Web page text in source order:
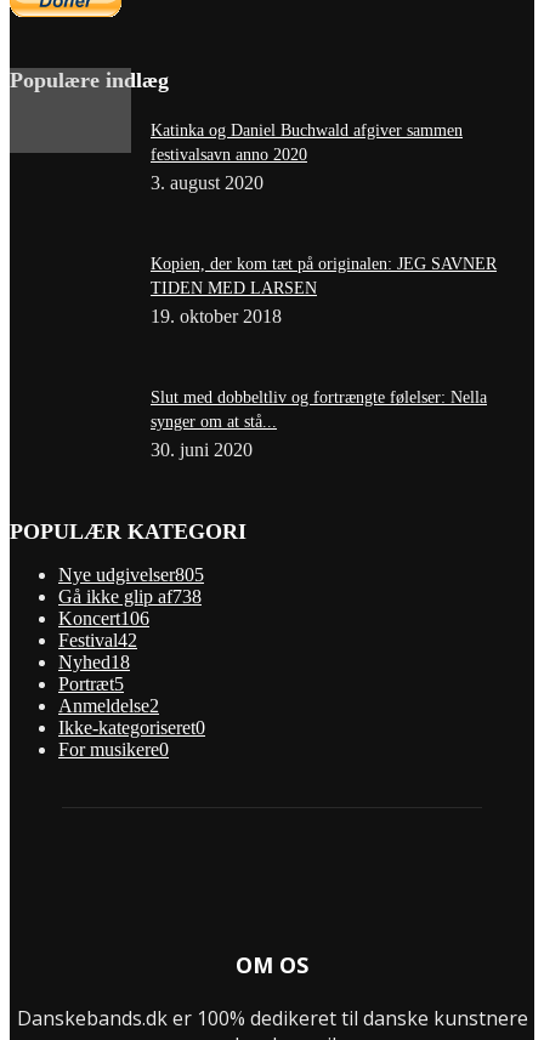
Populære indlæg
Katinka og Daniel Buchwald afgiver sammen
festivalsavn anno 2020
3. august 2020
Kopien, der kom tæt på originalen: JEG SAVNER
TIDEN MED LARSEN
19. oktober 2018
Slut med dobbeltliv og fortrængte følelser: Nella
synger om at stå...
30. juni 2020
POPULÆR KATEGORI
Nye udgivelser805
Gå ikke glip af738
Koncert106
Festival42
Nyhed18
Portræt5
Anmeldelse2
Ikke-kategoriseret0
For musikere0
OM OS
Danskebands.dk er 100% dedikeret til danske kunstnere